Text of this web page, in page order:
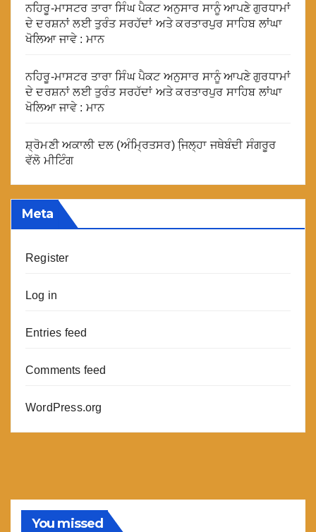
ਨਹਿਰੂ-ਮਾਸਟਰ ਤਾਰਾ ਸਿੰਘ ਪੈਕਟ ਅਨੁਸਾਰ ਸਾਨੂੰ ਆਪਣੇ ਗੁਰਧਾਮਾਂ
ਦੇ ਦਰਸ਼ਨਾਂ ਲਈ ਤੁਰੰਤ ਸਰਹੱਦਾਂ ਅਤੇ ਕਰਤਾਰਪੁਰ ਸਾਹਿਬ ਲਾਂਘਾ
ਖੋਲਿਆ ਜਾਵੇ : ਮਾਨ
ਨਹਿਰੂ-ਮਾਸਟਰ ਤਾਰਾ ਸਿੰਘ ਪੈਕਟ ਅਨੁਸਾਰ ਸਾਨੂੰ ਆਪਣੇ ਗੁਰਧਾਮਾਂ
ਦੇ ਦਰਸ਼ਨਾਂ ਲਈ ਤੁਰੰਤ ਸਰਹੱਦਾਂ ਅਤੇ ਕਰਤਾਰਪੁਰ ਸਾਹਿਬ ਲਾਂਘਾ
ਖੋਲਿਆ ਜਾਵੇ : ਮਾਨ
ਸ਼੍ਰੋਮਣੀ ਅਕਾਲੀ ਦਲ (ਅੰਮ੍ਰਿਤਸਰ) ਜਿ਼ਲ੍ਹਾ ਜਥੇਬੰਦੀ ਸੰਗਰੂਰ
ਵੱਲੋ ਮੀਟਿੰਗ
Meta
Register
Log in
Entries feed
Comments feed
WordPress.org
You missed